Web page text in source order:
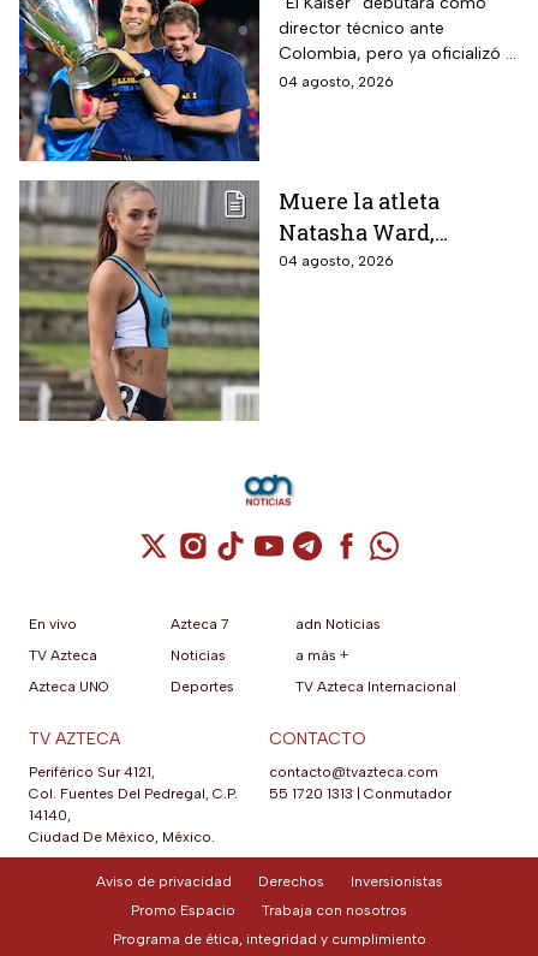
Selección Mexicana
que debutará con
Colombia, Perú y
director técnico ante
Colombia, pero ya oficializó la
fecha de su primer encuentro
04 agosto, 2026
Muere la atleta
Natasha Ward,
promesa del atletismo
04 agosto, 2026
Cuenta de X / Twitter (se abre en una
Cuenta de Instagram (se abre en una
Cuenta de TikTok (se abre en
Cuenta de YouTube (se abre
Cuenta de Telegram (se
Cuenta de
Cuenta de
En vivo
TV Azteca
Azteca UNO
Azteca 7
Noticias
Deportes
adn Noticias
a más +
TV Azteca Internacional
TV AZTECA
Periférico Sur 4121,
Col. Fuentes Del Pedregal, C.P.
14140,
Ciudad De México, México.
CONTACTO
contacto@tvazteca.com
55 1720 1313 | Conmutador
Aviso de privacidad Derechos
Inversionistas
Promo Espacio
Trabaja con nosotros
Programa de ética, integridad y cumplimiento